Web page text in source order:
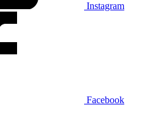
Instagram
Facebook